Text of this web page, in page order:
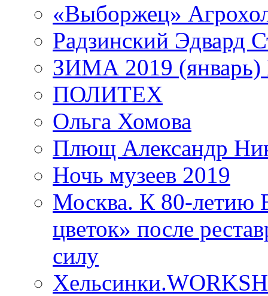
«Выборжец»
Радзинский Эдвард
ЗИМА 2019 (январь)
ПОЛИТЕХ
Ольга Хомова
Плющ Александр
Ночь музеев 2019
Москва. К 80-
цветок» после
силу